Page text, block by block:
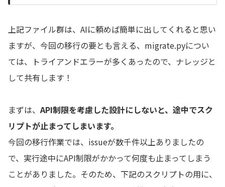
上記ファイル群は、AIに頼めば簡単に出してくれると思い
ますが、今回の移行の要とも言える、migrate.pyについ
ては、トライアンドエラーが多くあったので、ナレッジと
して共有します！
まずは、API制限を考慮した設計にしないと、途中でスク
リプトが止まってしまいます。
今回の移行作業では、issueが数千件以上ありましたの
で、実行途中にAPI制限がかかって何度も止まってしまう
ことがありました。そのため、下記のスクリプトの用に、